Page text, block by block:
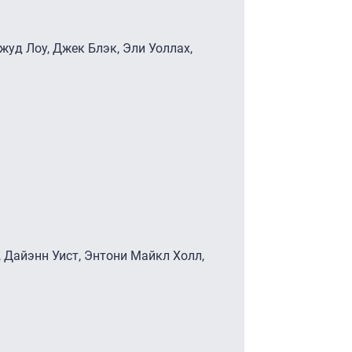
Лоу, Джек Блэк, Эли Уоллах,
Уист, Энтони Майкл Холл,